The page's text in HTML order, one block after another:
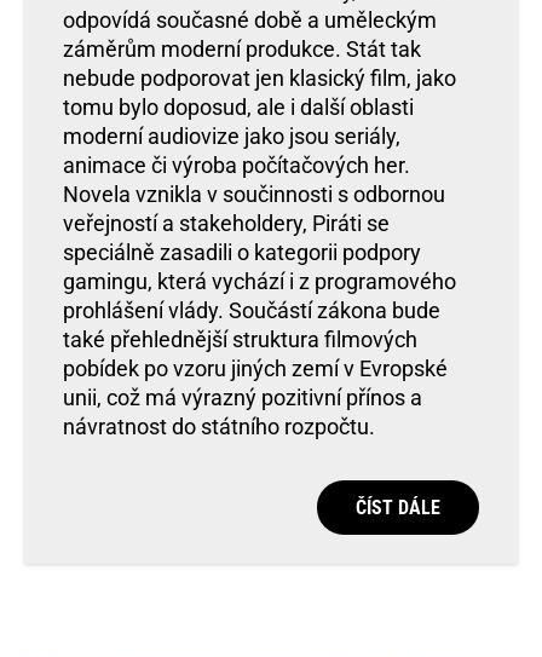
odpovídá současné době a uměleckým
záměrům moderní produkce. Stát tak
nebude podporovat jen klasický film, jako
tomu bylo doposud, ale i další oblasti
moderní audiovize jako jsou seriály,
animace či výroba počítačových her.
Novela vznikla v součinnosti s odbornou
veřejností a stakeholdery, Piráti se
speciálně zasadili o kategorii podpory
gamingu, která vychází i z programového
prohlášení vlády. Součástí zákona bude
také přehlednější struktura filmových
pobídek po vzoru jiných zemí v Evropské
unii, což má výrazný pozitivní přínos a
návratnost do státního rozpočtu.
ČÍST DÁLE